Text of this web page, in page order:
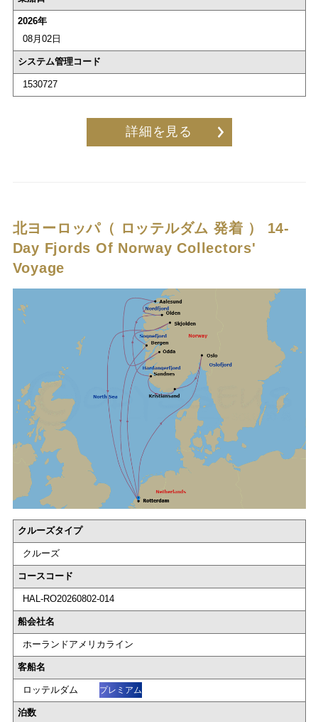
2026年
08月02日
システム管理コード
1530727
詳細を見る
北ヨーロッパ（ ロッテルダム 発着 ） 14-
Day Fjords Of Norway Collectors'
Voyage
クルーズタイプ
クルーズ
コースコード
HAL-RO20260802-014
船会社名
ホーランドアメリカライン
客船名
ロッテルダム プレミアム
泊数